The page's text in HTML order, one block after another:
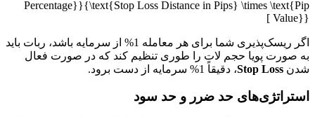
Percentage}}{\text{Stop Loss Distance in Pips} \times \text{Pip
Value}} ]
اگر ریسک‌پذیری شما برای هر معامله 1% از سرمایه باشد، ربات باید
به صورت پویا حجم لات را طوری تنظیم کند که در صورت فعال
شدن Stop Loss، دقیقاً 1% سرمایه از دست برود.
استراتژی‌های حد ضرر و حد سود